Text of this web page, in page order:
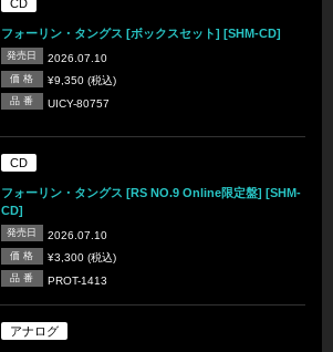
CD
フォーリン・タングス [ボックスセット] [SHM-CD]
発売日 2026.07.10
価 格 ¥9,350 (税込)
品 番 UICY-80757
CD
フォーリン・タングス [RS NO.9 Online限定盤] [SHM-
CD]
発売日 2026.07.10
価 格 ¥3,300 (税込)
品 番 PROT-1413
アナログ